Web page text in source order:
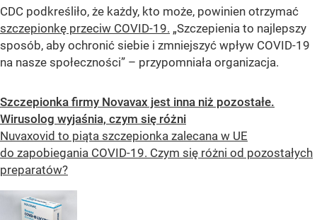
CDC podkreśliło, że każdy, kto może, powinien otrzymać
szczepionkę przeciw COVID-19. „Szczepienia to najlepszy
sposób, aby ochronić siebie i zmniejszyć wpływ COVID-19
na nasze społeczności” – przypomniała organizacja.
Szczepionka firmy Novavax jest inna niż pozostałe.
Wirusolog wyjaśnia, czym się różni
Nuvaxovid to piąta szczepionka zalecana w UE
do zapobiegania COVID-19. Czym się różni od pozostałych
preparatów?